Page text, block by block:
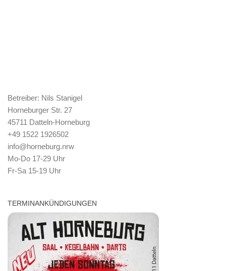
Betreiber: Nils Stanigel
Horneburger Str. 27
45711 Datteln-Horneburg
+49 1522 1926502
info@horneburg.nrw
Mo-Do 17-29 Uhr
Fr-Sa 15-19 Uhr
TERMINANKÜNDIGUNGEN